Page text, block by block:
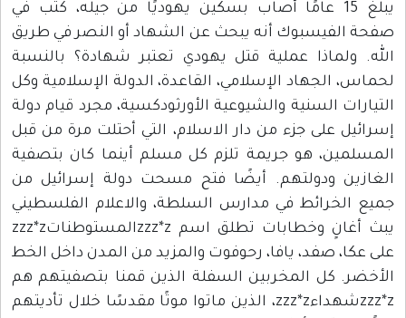
يبلغ 15 عامًا أصاب بسكين يهوديًا من جيله، كتب في
صفحة الفيسبوك أنه يبحث عن الشهاد أو النصر في طريق
الله. ولماذا عملية قتل يهودي تعتبر شهادة؟ بالنسبة
لحماس، الجهاد الإسلامي، القاعدة، الدولة الإسلامية وكل
التيارات السنية والشيوعية الأورثودكسية، مجرد قيام دولة
إسرائيل على جزء من دار الاسلام، التي أحتلت مرة من قبل
المسلمين، هو جريمة تلزم كل مسلم أينما كان بتصفية
الغازين ودولتهم. أيضًا فتح مسحت دولة إسرائيل من
جميع الخرائط في مدارس السلطة، والاعلام الفلسطيني
يبث أغانٍ وخطابات تطلق اسم zzz*zالمستوطناتzzz*z
على عكا، صفد، يافا، رحوفوت والمزيد من المدن داخل الخط
الأخضر. كل المخربين السفلة الذين قمنا بتصفيتهم هم
zzz*zشهداءzzz*z، الذين ماتوا موتًا مقدسًا خلال تأديتهم